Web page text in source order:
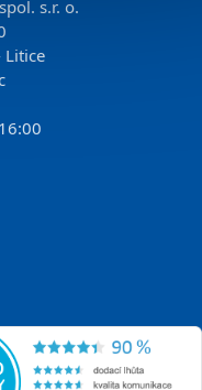
s.r. o.
Litice